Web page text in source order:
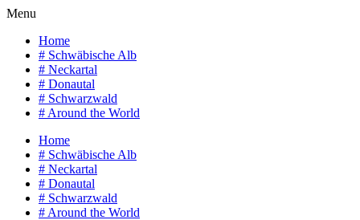
Menu
Home
# Schwäbische Alb
# Neckartal
# Donautal
# Schwarzwald
# Around the World
Home
# Schwäbische Alb
# Neckartal
# Donautal
# Schwarzwald
# Around the World